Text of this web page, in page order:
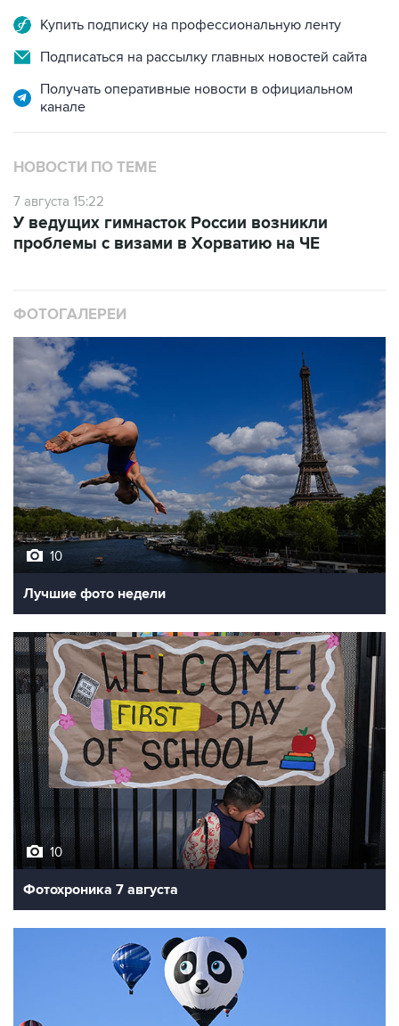
Купить подписку на профессиональную ленту
Подписаться на рассылку главных новостей сайта
Получать оперативные новости в официальном
канале
НОВОСТИ ПО ТЕМЕ
7 августа 15:22
У ведущих гимнасток России возникли
проблемы с визами в Хорватию на ЧЕ
ФОТОГАЛЕРЕИ
10
Лучшие фото недели
10
Фотохроника 7 августа